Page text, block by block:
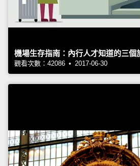
機場生存指南：內行人才知道的三個
觀看次數：42086 • 2017-06-30